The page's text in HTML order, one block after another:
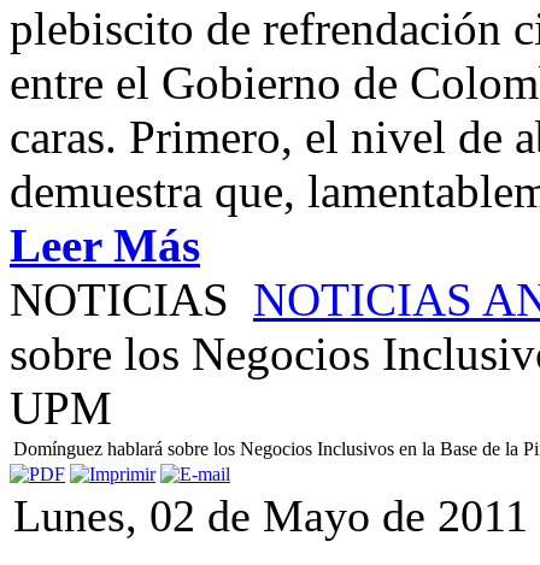
plebiscito de refrendación
entre el Gobierno de
caras. Primero, el nivel de
demuestra que,
Leer Más
NOTICIAS NOTICIAS
sobre los Negocios
UPM
Domínguez hablará sobre los Negocios Inclusivos en la Base de la
Lunes, 02 de Mayo de 2011